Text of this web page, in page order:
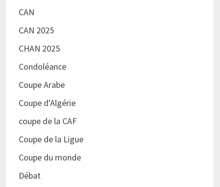
CAN
CAN 2025
CHAN 2025
Condoléance
Coupe Arabe
Coupe d'Algérie
coupe de la CAF
Coupe de la Ligue
Coupe du monde
Débat